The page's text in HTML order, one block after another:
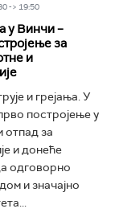
-> 19:50
у Винчи –
за
и
и грејања. У
постројење у
отпад за
и донеће
одговорно
и значајно